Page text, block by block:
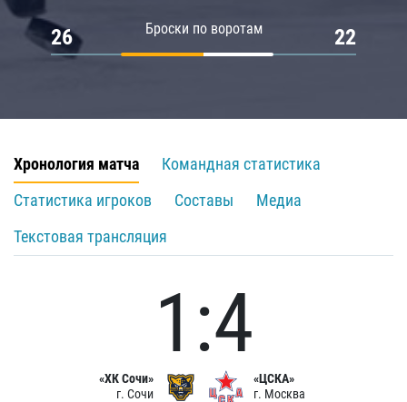
Броски по воротам
26 22
Хронология матча
Командная статистика
Статистика игроков
Составы
Медиа
Текстовая трансляция
«ХК Сочи»
г. Сочи
1:4
«ЦСКА»
г. Москва